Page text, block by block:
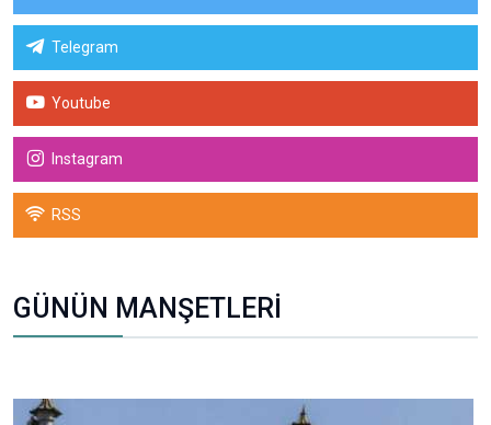
Telegram
Youtube
Instagram
RSS
GÜNÜN MANŞETLERİ